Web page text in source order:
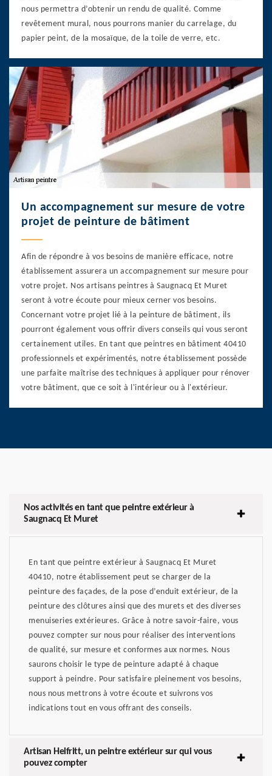
nous permettra d’obtenir un rendu de qualité. Comme
revêtement mural, nous pourrons manier du carrelage, du
papier peint, de la mosaïque, de la toile de verre, etc.
Un accompagnement sur mesure de votre
projet de peinture de bâtiment
Afin de répondre à vos besoins de manière efficace, notre
établissement assurera un accompagnement sur mesure pour
votre projet. Nos artisans peintres à Saugnacq Et Muret
seront à votre écoute pour mieux cerner vos besoins.
Concernant votre projet lié à la peinture de bâtiment, ils
pourront également vous offrir divers conseils qui vous seront
certainement utiles. En tant que peintres en bâtiment 40410
professionnels et expérimentés, notre établissement possède
une parfaite maîtrise des techniques à appliquer pour rénover
votre bâtiment, que ce soit à l'intérieur ou à l'extérieur.
Nos activités en tant que peintre extérieur à
Saugnacq Et Muret
En tant que peintre extérieur à Saugnacq Et Muret
40410, notre établissement peut se charger de la
peinture des façades, de la pose d’enduit extérieur, de la
peinture des clôtures ainsi que des murets et des diverses
menuiseries extérieures. Grâce à notre savoir-faire, vous
pouvez compter sur nous pour réaliser des interventions
de qualité, sur mesure et conformes aux normes. Nous
saurons choisir le type de peinture adapté à chaque
support à peindre. Pour satisfaire pleinement vos besoins,
nous nous mettrons à votre écoute et suivrons vos
indications tout en vous offrant des conseils.
Artisan Helfritt, un peintre extérieur sur qui vous
pouvez compter